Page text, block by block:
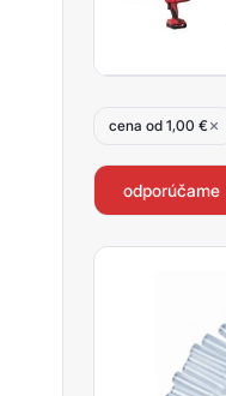
cena od 1,00 €
odporúčame